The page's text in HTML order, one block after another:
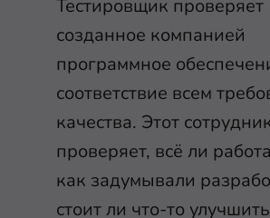
Тестировщик проверяет
созданное компанией
программное
соответствие всем
качества. Этот
проверяет, всё ли
как задумывали
стоит ли что-то